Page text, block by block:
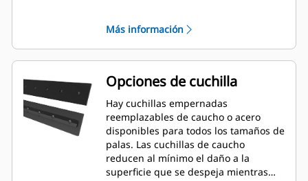
la máquina. Hay disponible una
cuchilla de desplazamiento de caucho
en los tamaños de 2,6 m (8'), 3,2 m
(10') y 3,8 m (12') que se adaptan a
todos los modelos que utilizan un
acoplador de minicargador.
Más información
Opciones de cuchilla
Hay cuchillas empernadas
reemplazables de caucho o acero
disponibles para todos los tamaños de
palas. Las cuchillas de caucho
reducen al mínimo el daño a la
superficie que se despeja mientras